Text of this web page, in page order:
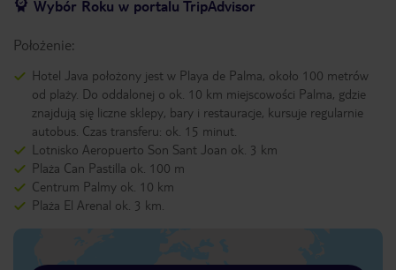
Wybór Roku w portalu TripAdvisor
Położenie:
Hotel Java położony jest w Playa de Palma, około 100 metrów
od plaży. Do oddalonej o ok. 10 km miejscowości Palma, gdzie
znajdują się liczne sklepy, bary i restauracje, kursuje regularnie
autobus. Czas transferu: ok. 15 minut.
Lotnisko Aeropuerto Son Sant Joan ok. 3 km
Plaża Can Pastilla ok. 100 m
Centrum Palmy ok. 10 km
Plaża El Arenal ok. 3 km.